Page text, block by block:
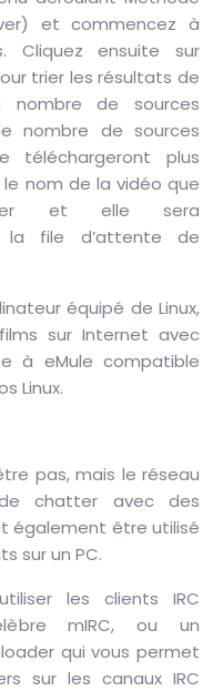
et commencez à
Cliquez ensuite sur
trier les résultats de
de sources
nombre de sources
téléchargeront plus
nom de la vidéo que
et elle sera
la file d’attente de
équipé de Linux,
sur Internet avec
à eMule compatible
Linux.
pas, mais le réseau
chatter avec des
également être utilisé
sur un PC.
les clients IRC
mIRC, ou un
qui vous permet
sur les canaux IRC